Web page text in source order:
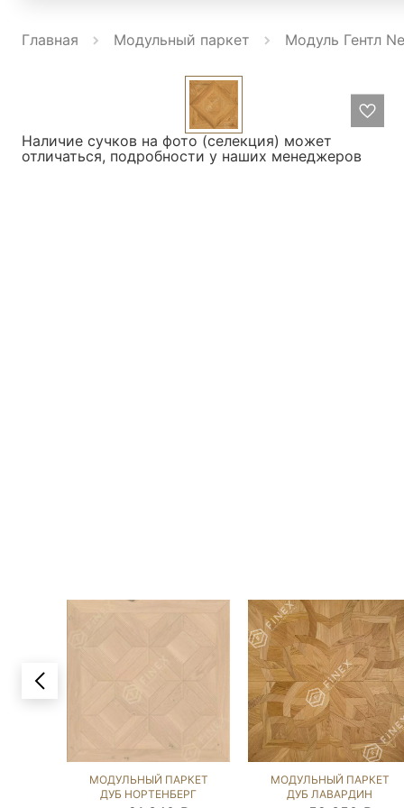
Главная Модульный паркет Модуль Гентл
Наличие сучков на фото (селекция) может
отличаться, подробности у наших менеджеров
МОДУЛЬНЫЙ ПАРКЕТ
ДУБ НОРТЕНБЕРГ
МОДУЛЬНЫЙ ПАРКЕТ
ДУБ ЛАВАРДИН